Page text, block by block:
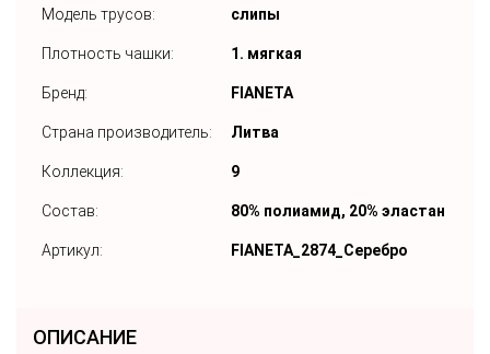
Модель трусов: слипы
Плотность чашки: 1. мягкая
Бренд: FIANETA
Страна производитель: Литва
Коллекция: 9
Состав: 80% полиамид, 20% эластан
Артикул: FIANETA_2874_Серебро
ОПИСАНИЕ